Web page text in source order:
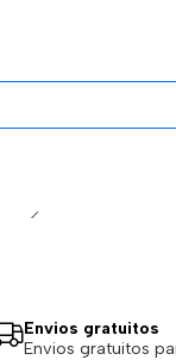
Envios gratuitos
Envios gratuitos